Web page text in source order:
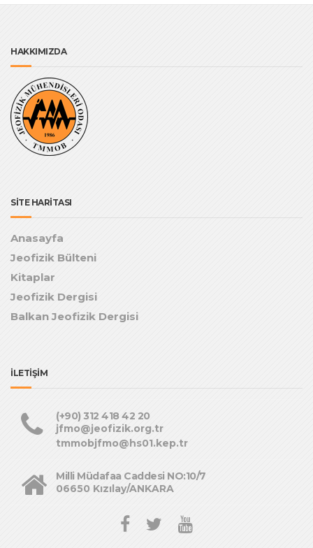
HAKKIMIZDA
SİTE HARİTASI
Anasayfa
Jeofizik Bülteni
Kitaplar
Jeofizik Dergisi
Balkan Jeofizik Dergisi
İLETİŞİM
(+90) 312 418 42 20
jfmo@jeofizik.org.tr
tmmobjfmo@hs01.kep.tr
Milli Müdafaa Caddesi NO:10/7
06650 Kızılay/ANKARA